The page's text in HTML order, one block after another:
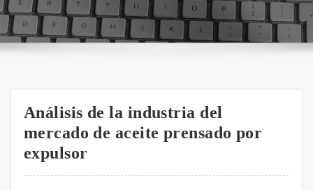
Análisis de la industria del
mercado de aceite prensado por
expulsor